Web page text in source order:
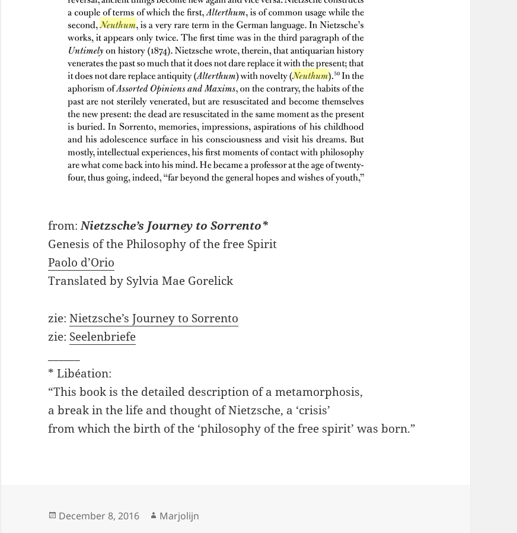
from:Nietzsche’s Journey to Sorrento*
Genesis of the Philosophy of the free Spirit
Paolo d’Orio
Translated by Sylvia Mae Gorelick
zie:Nietzsche’s Journey to Sorrento
zie: Seelenbriefe
* Libéation:
“This book is the detailed description of a metamorphosis,
a break in the life and thought of Nietzsche, a ‘crisis’
from which the birth of the ‘philosophy of the free spirit’ was born.”
Posted
December 8, 2016 Author
Marjolijn